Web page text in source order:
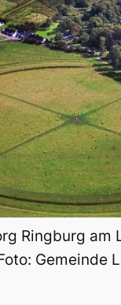
Ringburg am
Gemeinde